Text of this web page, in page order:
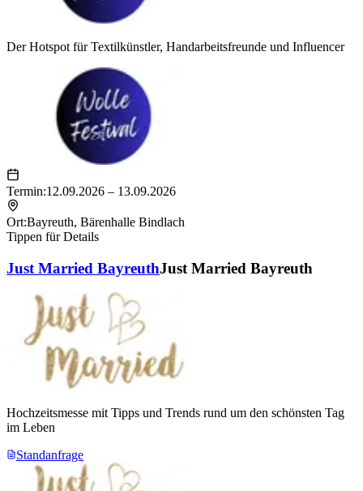
Der Hotspot für Textilkünstler, Handarbeitsfreunde und Influencer
Termin:12.09.2026 – 13.09.2026
Ort:Bayreuth, Bärenhalle Bindlach
Tippen für Details
Just Married BayreuthJust Married Bayreuth
Hochzeitsmesse mit Tipps und Trends rund um den schönsten Tag
im Leben
Standanfrage